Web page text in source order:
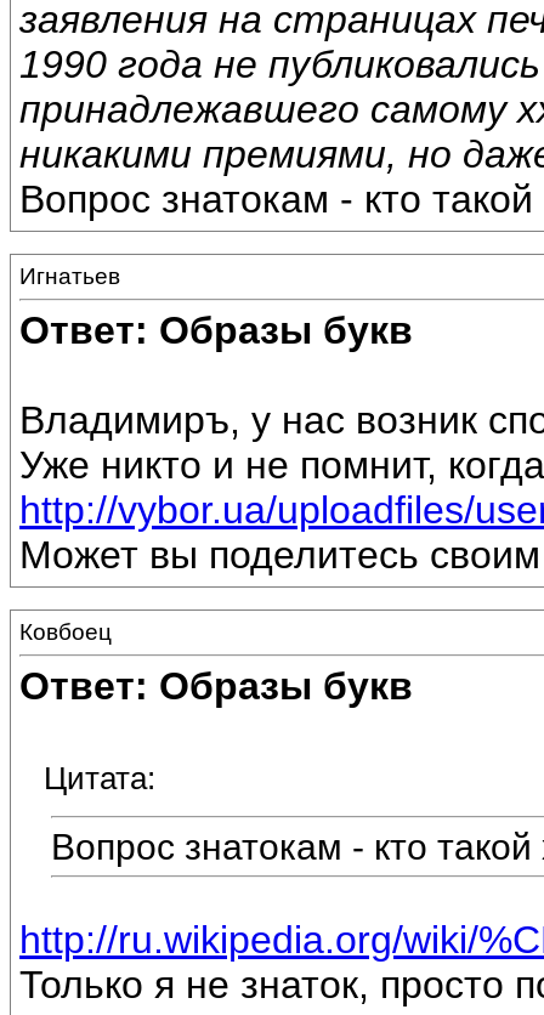
заявления на страницах
1990 года не
принадлежавшего самому
никакими премиями, но
Вопрос знатокам - кто такой
Игнатьев
Ответ: Образы букв
Владимиръ, у нас возник
Уже никто и не помнит,
http://vybor.ua/uploadfiles/
Может вы поделитесь
Ковбоец
Ответ: Образы букв
Цитата:
Вопрос знатокам - кто такой
http://ru.wikipedia.org/wiki/
Только я не знаток, просто